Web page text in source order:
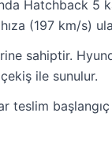
Hatchback
(197 km/s)
sahiptir.
ile sunulur.